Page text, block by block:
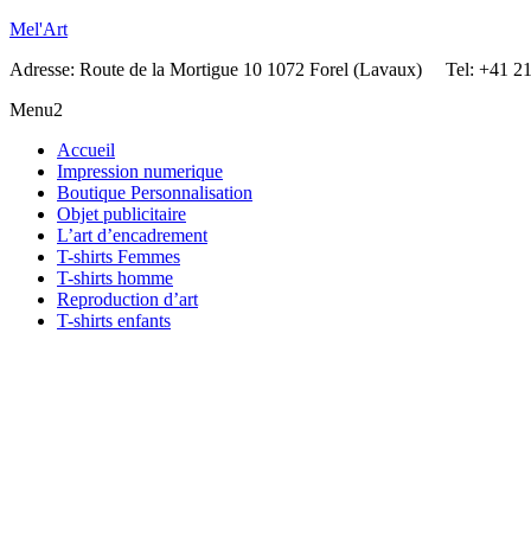
Mel'Art
Adresse: Route de la Mortigue 10 1072 Forel (Lavaux) Tel: +41
Menu2
Accueil
Impression numerique
Boutique Personnalisation
Objet publicitaire
L’art d’encadrement
T-shirts Femmes
T-shirts homme
Reproduction d’art
T-shirts enfants